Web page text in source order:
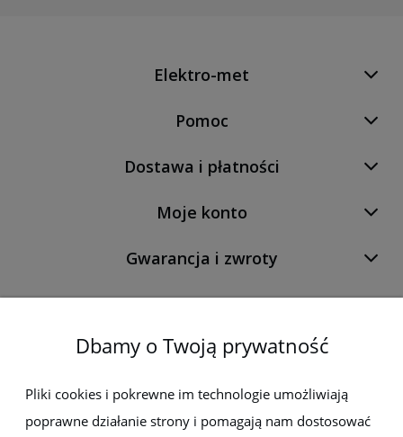
Elektro-met
Pomoc
Dostawa i płatności
Moje konto
Gwarancja i zwroty
O firmie
Newsletter
Zapisz się do newslettera, aby być na bieżąco z nowościami i
Dbamy o Twoją prywatność
Pliki cookies i pokrewne im technologie umożliwiają
poprawne działanie strony i pomagają nam dostosować